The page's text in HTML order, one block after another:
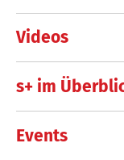
Videos
s+ im
Events